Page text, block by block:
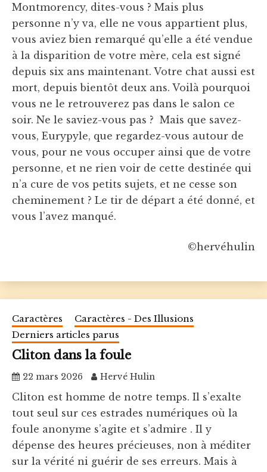
Montmorency, dites-vous ? Mais plus
personne n’y va, elle ne vous appartient plus,
vous aviez bien remarqué qu’elle a été vendue
à la disparition de votre mère, cela est signé
depuis six ans maintenant. Votre chat aussi est
mort, depuis bientôt deux ans. Voilà pourquoi
vous ne le retrouverez pas dans le salon ce
soir. Ne le saviez-vous pas ? Mais que savez-
vous, Eurypyle, que regardez-vous autour de
vous, pour ne vous occuper ainsi que de votre
personne, et ne rien voir de cette destinée qui
n’a cure de vos petits sujets, et ne cesse son
cheminement ? Le tir de départ a été donné, et
vous l’avez manqué.
©hervéhulin
Caractères
Caractères - Des Illusions
Derniers articles parus
Cliton dans la foule
22 mars 2026 Hervé Hulin
Cliton est homme de notre temps. Il s’exalte
tout seul sur ces estrades numériques où la
foule anonyme s’agite et s’admire . Il y
dépense des heures précieuses, non à méditer
sur la vérité ni guérir de ses erreurs. Mais à